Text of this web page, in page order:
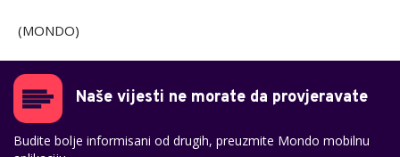
(MONDO)
Naše vijesti ne morate da provjeravate
Budite bolje informisani od drugih, preuzmite Mondo mobilnu